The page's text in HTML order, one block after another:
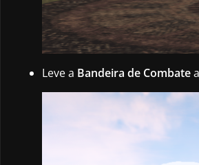
Leve a Bandeira de Combate